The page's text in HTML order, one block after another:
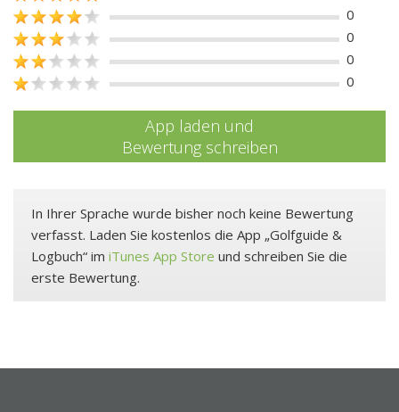
0
0
0
0
App laden und
Bewertung schreiben
In Ihrer Sprache wurde bisher noch keine Bewertung
verfasst. Laden Sie kostenlos die App „Golfguide &
Logbuch“ im iTunes App Store und schreiben Sie die
erste Bewertung.